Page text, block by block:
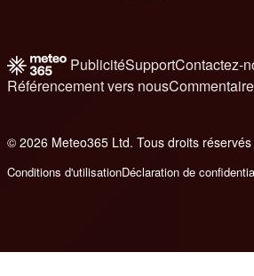
PublicitéSupportContactez-
Référencement vers nousCommentaire
© 2026 Meteo365 Ltd. Tous droits réservés
Conditions d'utilisationDéclaration de